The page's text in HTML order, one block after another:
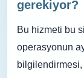
gerekiyor?
Bu hizmeti bu
operasyonun